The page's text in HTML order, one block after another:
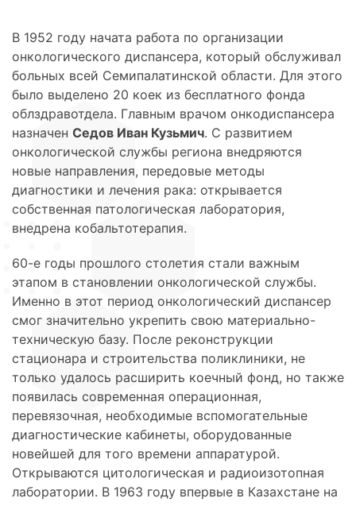
В 1952 году начата работа по организации
онкологического диспансера, который обслуживал
больных всей Семипалатинской области. Для этого
было выделено 20 коек из бесплатного фонда
облздравотдела. Главным врачом онкодиспансера
назначен Седов Иван Кузьмич. С развитием
онкологической службы региона внедряются
новые направления, передовые методы
диагностики и лечения рака: открывается
собственная патологическая лаборатория,
внедрена кобальтотерапия.
60-е годы прошлого столетия стали важным
этапом в становлении онкологической службы.
Именно в этот период онкологический диспансер
смог значительно укрепить свою материально-
техническую базу. После реконструкции
стационара и строительства поликлиники, не
только удалось расширить коечный фонд, но также
появилась современная операционная,
перевязочная, необходимые вспомогательные
диагностические кабинеты, оборудованные
новейшей для того времени аппаратурой.
Открываются цитологическая и радиоизотопная
лаборатории. В 1963 году впервые в Казахстане на